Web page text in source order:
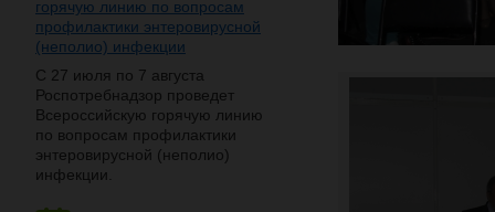
горячую линию по вопросам
профилактики энтеровирусной
(неполио) инфекции
С 27 июля по 7 августа
Роспотребнадзор проведет
Всероссийскую горячую линию
по вопросам профилактики
энтеровирусной (неполио)
инфекции.